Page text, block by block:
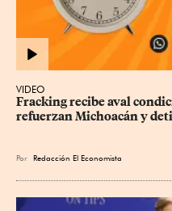
VIDEO
Fracking recibe aval
refuerzan Michoacán y
Por Redacción El Economista